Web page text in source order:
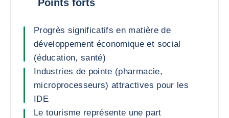
Points forts
Progrès significatifs en matière de
développement économique et social
(éducation, santé)
Industries de pointe (pharmacie,
microprocesseurs) attractives pour les
IDE
Le tourisme représente une part